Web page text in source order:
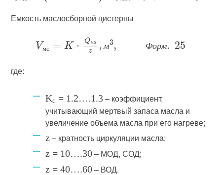
Емкость маслосборной цистерны
м Ф орм
где:
Kс = 1.2….1.3 – коэффициент,
учитывающий мертвый запаса масла и
увеличение объема масла при его нагреве;
z – кратность циркуляции масла;
z = 10….30 – МОД, СОД;
z = 40….60 – ВОД.